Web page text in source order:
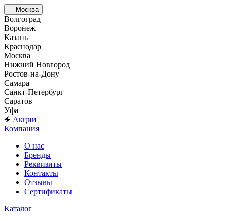
Москва
Волгоград
Воронеж
Казань
Краснодар
Москва
Нижний Новгород
Ростов-на-Дону
Самара
Санкт-Петербург
Саратов
Уфа
Акции
Компания
О нас
Бренды
Реквизиты
Контакты
Отзывы
Сертификаты
Каталог